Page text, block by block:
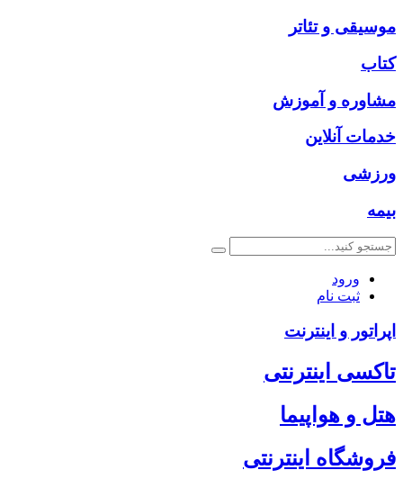
موسیقی و تئاتر
کتاب
مشاوره و آموزش
خدمات آنلاین
ورزشی
بیمه
ورود
ثبت نام
اپراتور و اینترنت
تاکسی اینترنتی
هتل و هواپیما
فروشگاه اینترنتی